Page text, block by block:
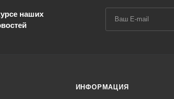
наших
ИНФОРМАЦИЯ